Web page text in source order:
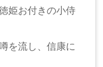
姫お付きの小侍
を流し、信康に